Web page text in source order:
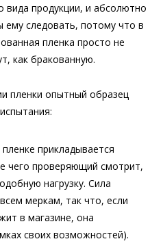
вида продукции, и абсолютно
ему следовать, потому что в
пленка просто не
как бракованную.
пленки опытный образец
пленке прикладывается
чего проверяющий смотрит,
нагрузку. Сила
меркам, так что, если
в магазине, она
своих возможностей).